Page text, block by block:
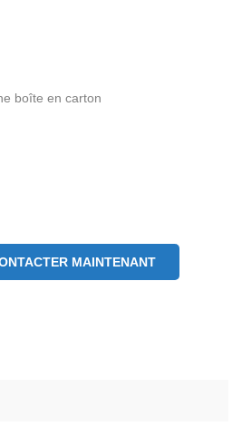
boîte en carton
MAINTENANT